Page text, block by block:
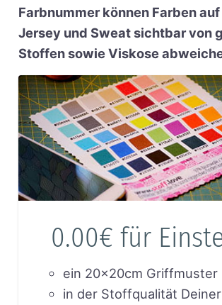
Farbnummer können Farben
Jersey und Sweat sichtbar von
Stoffen sowie Viskose
0.00€ für
ein 20x20cm Griffmuster
in der Stoffqualität Deiner